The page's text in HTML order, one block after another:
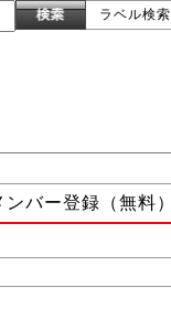
ラベル検索
ンバー登録（無料）